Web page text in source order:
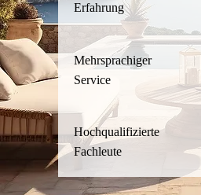
Erfahrung
Mehrsprachiger
Service
Hochqualifizierte
Fachleute